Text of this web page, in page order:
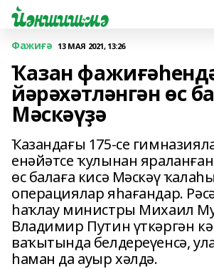
Фажиғә 13 МАЯ 2021, 13:26
Ҡазан
йәрәхәтләнгән өс
Мәскәүҙә
Ҡазандағы 175-се
енәйәтсе ҡулынан
өс балаға кисә Мәскәү
операциялар яһағандар.
һаҡлау министры Михаил
Владимир Путин үткәргән
ваҡытында белдереүенсә,
һаман да ауыр хәлдә.